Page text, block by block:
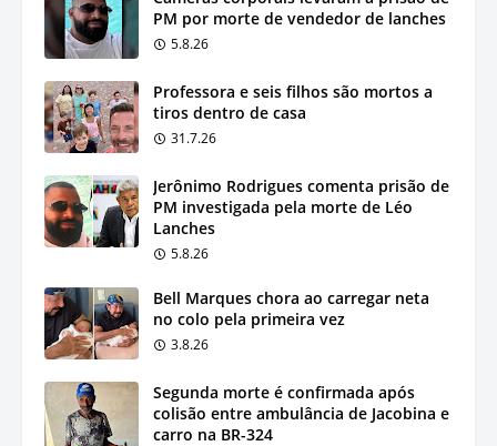
PM por morte de vendedor de lanches
5.8.26
Professora e seis filhos são mortos a
tiros dentro de casa
31.7.26
Jerônimo Rodrigues comenta prisão de
PM investigada pela morte de Léo
Lanches
5.8.26
Bell Marques chora ao carregar neta
no colo pela primeira vez
3.8.26
Segunda morte é confirmada após
colisão entre ambulância de Jacobina e
carro na BR-324